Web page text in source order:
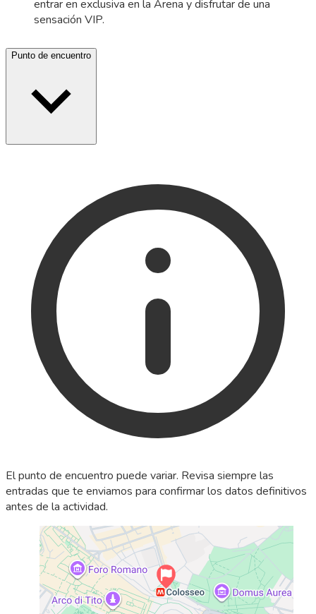
entrar en exclusiva en la Arena y disfrutar de una
sensación VIP.
Punto de encuentro
El punto de encuentro puede variar. Revisa siempre las
entradas que te enviamos para confirmar los datos definitivos
antes de la actividad.